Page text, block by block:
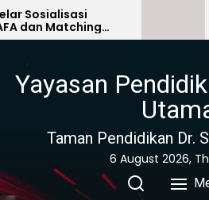
Matching
Yayasan
Taman Pendidikan Dr.
6 August 2026,